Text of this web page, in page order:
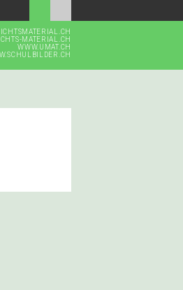
MATERIAL.CH
WWW.UMAT.CH